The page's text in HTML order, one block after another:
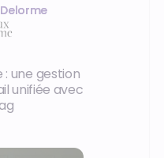
une gestion
unifiée avec